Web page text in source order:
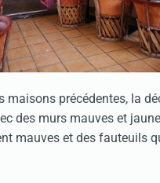
maisons précédentes, la
des murs mauves et
mauves et des fauteuils